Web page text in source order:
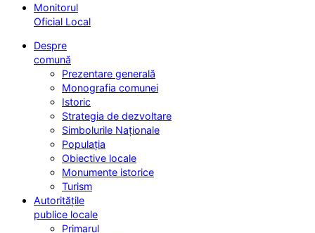
Monitorul
Oficial Local
Despre
comună
Prezentare generală
Monografia comunei
Istoric
Strategia de dezvoltare
Simbolurile Naționale
Populația
Obiective locale
Monumente istorice
Turism
Autoritățile
publice locale
Primarul